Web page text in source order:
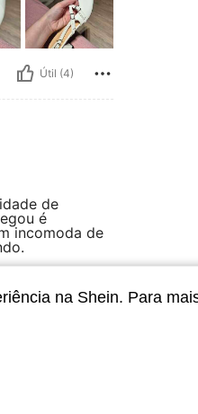
Útil (4)
de
é
incomoda de
na Shein. Para